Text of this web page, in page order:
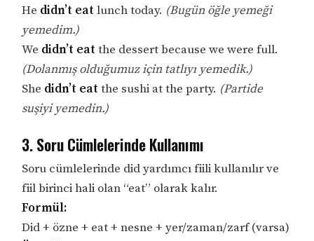
He didn’t eat lunch today. (Bugün öğle yemeği
yemedim.)
We didn’t eat the dessert because we were full.
(Dolanmış olduğumuz için tatlıyı yemedik.)
She didn’t eat the sushi at the party. (Partide
suşiyi yemedin.)
3. Soru Cümlelerinde Kullanımı
Soru cümlelerinde did yardımcı fiili kullanılır ve
fiil birinci hali olan “eat” olarak kalır.
Formül:
Did + özne + eat + nesne + yer/zaman/zarf (varsa)